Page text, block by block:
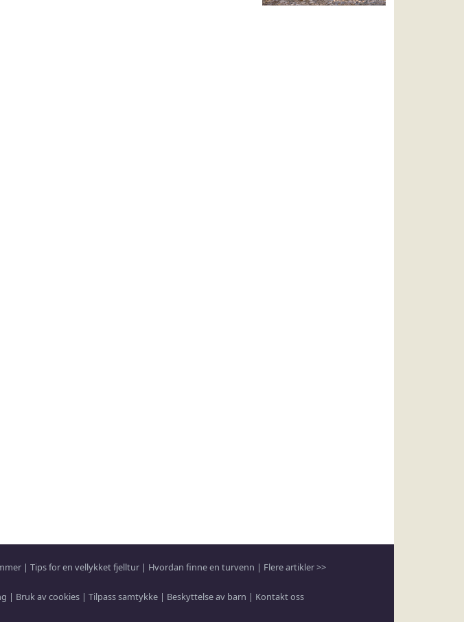
| Tips for en vellykket fjelltur| Hvordan finne en turvenn | Flere artikler >>
| Bruk av cookies | Tilpass samtykke | Beskyttelse av barn | Kontakt oss